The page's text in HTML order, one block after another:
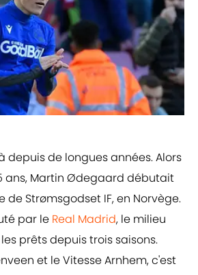
depuis de longues années. Alors
ans, Martin Ødegaard débutait
Strømsgodset IF, en Norvège.
par le Real Madrid, le milieu
prêts depuis trois saisons.
et le Vitesse Arnhem, c'est